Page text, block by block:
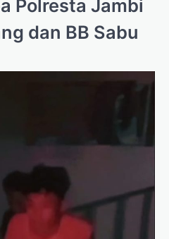
Polresta Jambi
dan BB Sabu